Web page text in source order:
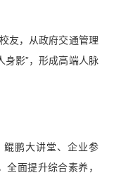
友，从政府交通管理
身影”，形成高端人脉
鹏大讲堂、企业参
面提升综合素养，